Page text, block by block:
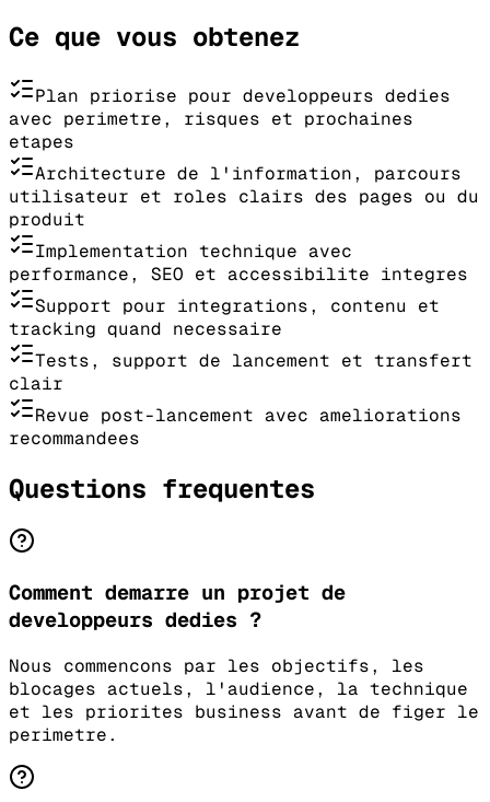
Ce que vous obtenez
Plan priorise pour developpeurs dedies
avec perimetre, risques et prochaines
etapes
Architecture de l'information, parcours
utilisateur et roles clairs des pages ou du
produit
Implementation technique avec
performance, SEO et accessibilite integres
Support pour integrations, contenu et
tracking quand necessaire
Tests, support de lancement et transfert
clair
Revue post-lancement avec ameliorations
recommandees
Questions frequentes
Comment demarre un projet de
developpeurs dedies ?
Nous commencons par les objectifs, les
blocages actuels, l'audience, la technique
et les priorites business avant de figer le
perimetre.